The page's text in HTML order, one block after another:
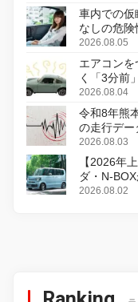
車内での仮
なしの危険
2026.08.05
エアコン
く「3分前
2026.08.04
令和8年熊
の走行デー
2026.08.03
【2026年
ダ・N-
感
2026.08.02